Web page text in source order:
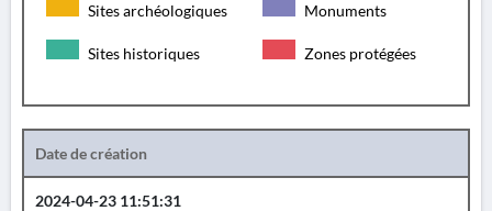
Sites archéologiques Monuments
Sites historiques Zones protégées
Date de création
2024-04-23 11:51:31